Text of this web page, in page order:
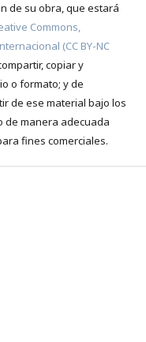
de su obra, que estará
Commons,
(CC BY-NC
copiar y
o formato; y de
de ese material bajo los
de manera adecuada
fines comerciales.